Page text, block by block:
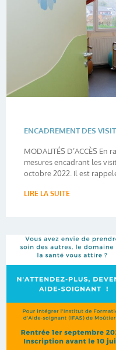
ENCADREMENT DES
MODALITÉS D’ACCÈS
mesures encadrant les
octobre 2022. Il est
LIRE LA SUITE